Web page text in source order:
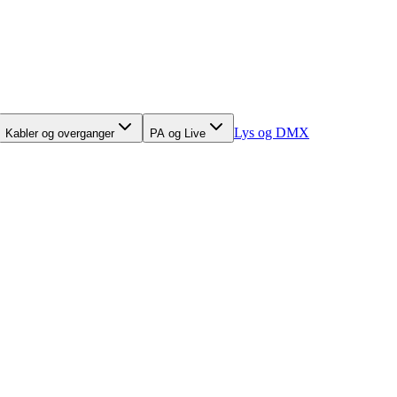
Kabler og overganger PA og Live Lys og DMX